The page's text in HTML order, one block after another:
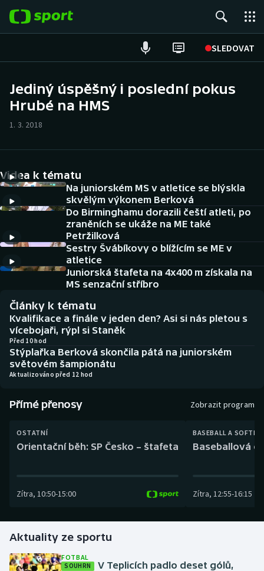
SLEDOVAT
Hokej
Cyklistika
DALŠÍ SPORTY
Americký fotbal
Baseball a softbal
Basketbal
Biatlon
Boby a skeleton
Dostihy
Futsal
Gymnastika
NEPŘEHLÉDNĚTE
Soutěže
Historické návraty
Aplikace ČT sport
AZ kvíz
Jediný úspěšný i poslední pokus
Hrubé na HMS
1. 3. 2018
Videa k tématu
Na juniorském MS v atletice se blýskla
skvělým výkonem Berková
Do Birminghamu dorazili čeští atleti, po
zraněních se ukáže na ME také
Petržilková
Sestry Švábíkovy o blížícím se ME v
atletice
Juniorská štafeta na 4x400 m získala na
MS senzační stříbro
Články k tématu
Kvalifikace a finále v jeden den? Asi si nás pletou s
vícebojaři, rýpl si Staněk
Před 10 hod
Stýplařka Berková skončila pátá na juniorském
světovém šampionátu
Aktualizováno před 12 hod
Přímé přenosy Zobrazit program
OSTATNÍ
Orientační běh: SP Česko – štafeta
Zítra, 10:50-15:00
BASEBALL A
Baseballová
Zítra, 12:55-16:15
Aktuality ze sportu
FOTBAL
SOUHRN
V Teplicích padlo deset gólů,